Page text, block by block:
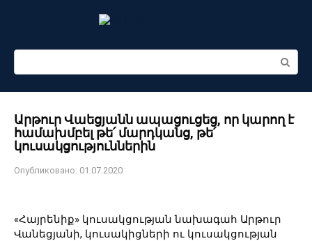
Поиск:
Արթուր Վաեցյանն ապացուցեց, որ կարող է
համախմբել թե՛ մարդկանց, թե՛
կուսակցություններին
Опубликовано: 01.07.2020
«Հայրենիք» կուսակցության նախագահ Արթուր
Վանեցյանի, կուսակիցների ու կուսակցության